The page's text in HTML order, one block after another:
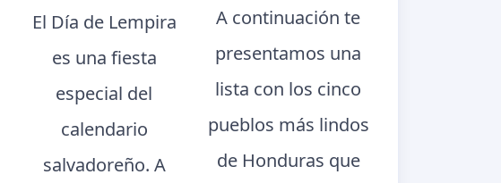
El Día de Lempira
es una fiesta
especial del
calendario
salvadoreño. A
A continuación te
presentamos una
lista con los cinco
pueblos más lindos
de Honduras que